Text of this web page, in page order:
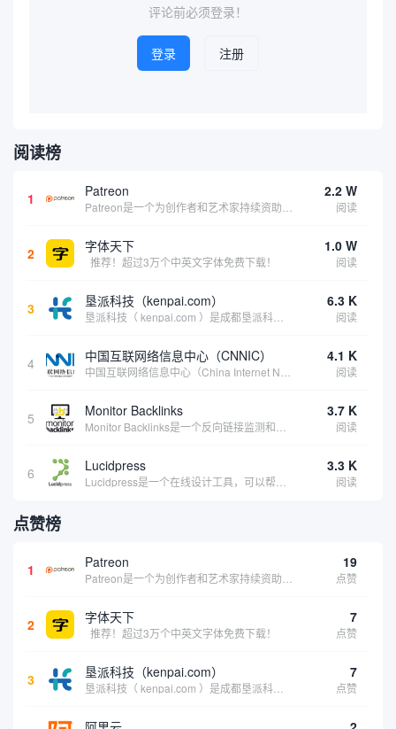
评论前必须登录！
登录 注册
阅读榜
1 Patreon 2.2 W
阅读
2 字体天下
推荐！超过3万个中英文字体免费下载！
1.0 W
阅读
3 垦派科技（kenpai.com） 6.3 K
阅读
4 中国互联网络信息中心（CNNIC） 4.1 K
阅读
5 Monitor Backlinks 3.7 K
阅读
6 Lucidpress 3.3 K
阅读
点赞榜
1 Patreon 19
点赞
2 字体天下
推荐！超过3万个中英文字体免费下载！
7
点赞
3 垦派科技（kenpai.com） 7
点赞